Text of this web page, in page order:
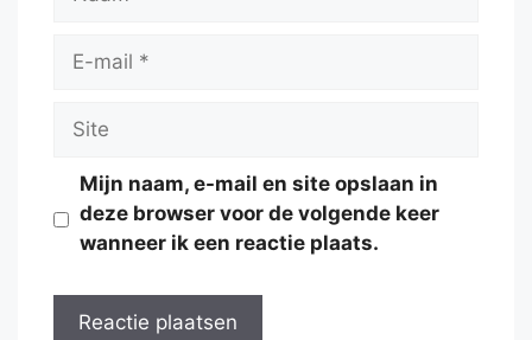
Site
Mijn naam, e-mail en site opslaan in
deze browser voor de volgende keer
wanneer ik een reactie plaats.